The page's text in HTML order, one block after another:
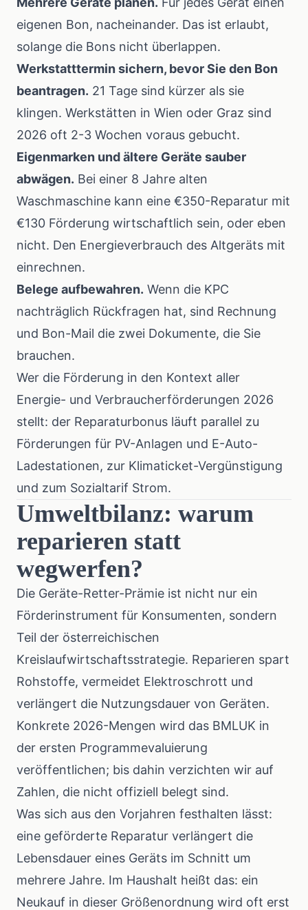
eigenen Bon, nacheinander. Das ist erlaubt,
solange die Bons nicht überlappen.
Werkstatttermin sichern, bevor Sie den Bon
beantragen. 21 Tage sind kürzer als sie
klingen. Werkstätten in Wien oder Graz sind
2026 oft 2-3 Wochen voraus gebucht.
Eigenmarken und ältere Geräte sauber
abwägen. Bei einer 8 Jahre alten
Waschmaschine kann eine €350-Reparatur mit
€130 Förderung wirtschaftlich sein, oder eben
nicht. Den Energieverbrauch des Altgeräts mit
einrechnen.
Belege aufbewahren. Wenn die KPC
nachträglich Rückfragen hat, sind Rechnung
und Bon-Mail die zwei Dokumente, die Sie
brauchen.
Wer die Förderung in den Kontext aller
Energie- und Verbraucherförderungen 2026
stellt: der Reparaturbonus läuft parallel zu
Förderungen für PV-Anlagen und E-Auto-
Ladestationen, zur Klimaticket-Vergünstigung
und zum Sozialtarif Strom.
Umweltbilanz: warum
reparieren statt
wegwerfen?
Die Geräte-Retter-Prämie ist nicht nur ein
Förderinstrument für Konsumenten, sondern
Teil der österreichischen
Kreislaufwirtschaftsstrategie. Reparieren spart
Rohstoffe, vermeidet Elektroschrott und
verlängert die Nutzungsdauer von Geräten.
Konkrete 2026-Mengen wird das BMLUK in
der ersten Programmevaluierung
veröffentlichen; bis dahin verzichten wir auf
Zahlen, die nicht offiziell belegt sind.
Was sich aus den Vorjahren festhalten lässt:
eine geförderte Reparatur verlängert die
Lebensdauer eines Geräts im Schnitt um
mehrere Jahre. Im Haushalt heißt das: ein
Neukauf in dieser Größenordnung wird oft erst